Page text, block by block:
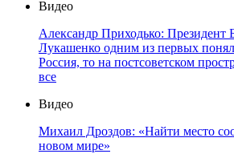
Видео
Александр Приходько: Президент
Лукашенко одним из первых
Россия, то на постсоветском
все
Видео
Михаил Дроздов: «Найти место
новом мире»